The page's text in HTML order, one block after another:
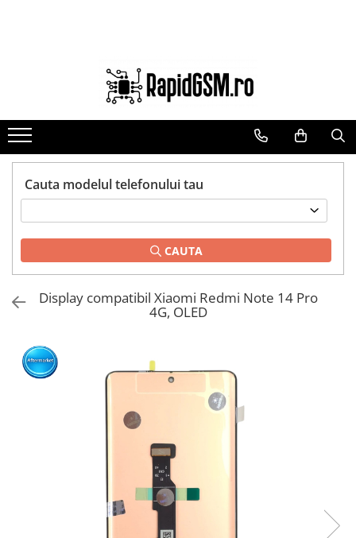
seria J
seria M
seria N(note)
seria S
Ecrane iPhone
Ecrane Huawei / Honor
Ecrane Nokia
Ecrane Oppo / Realme
Cauta modelul telefonului tau
CAUTA
Display compatibil Xiaomi Redmi Note 14 Pro
4G, OLED